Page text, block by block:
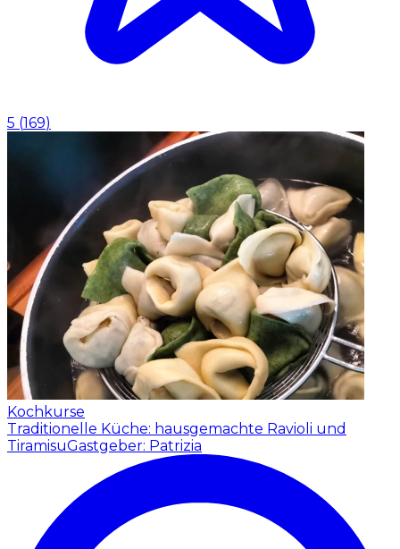
5 (169)
Kochkurse
Traditionelle Küche: hausgemachte Ravioli und
TiramisuGastgeber: Patrizia